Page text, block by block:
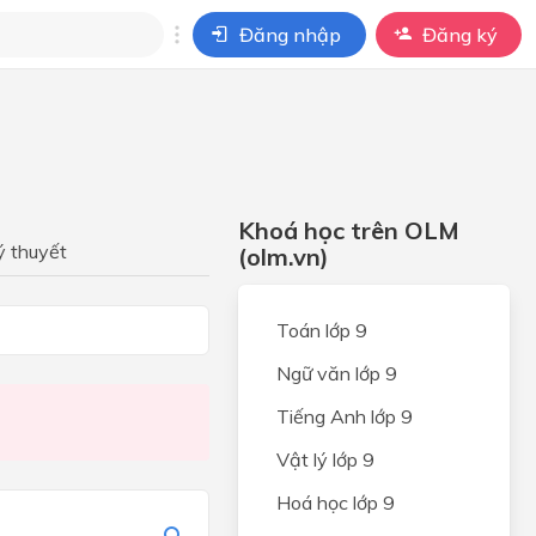
Đăng nhập Đăng ký
thuyết
Khoá học trên OLM
(olm.vn)
Toán lớp 9
Ngữ văn lớp 9
Tiếng Anh lớp 9
Vật lý lớp 9
Hoá học lớp 9